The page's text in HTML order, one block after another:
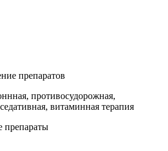
препаратов
противосудорожная,
витаминная терапия
препараты